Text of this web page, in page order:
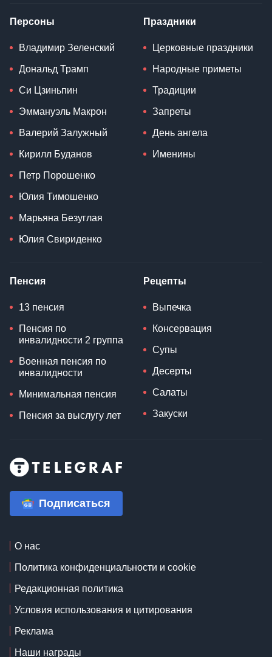
Персоны
Владимир Зеленский
Дональд Трамп
Си Цзиньпин
Эммануэль Макрон
Валерий Залужный
Кирилл Буданов
Петр Порошенко
Юлия Тимошенко
Марьяна Безуглая
Юлия Свириденко
Праздники
Церковные праздники
Народные приметы
Традиции
Запреты
День ангела
Именины
Пенсия
13 пенсия
Пенсия по
инвалидности 2 группа
Военная пенсия по
инвалидности
Минимальная пенсия
Пенсия за выслугу лет
Рецепты
Выпечка
Консервация
Супы
Десерты
Салаты
Закуски
Подписаться
О нас
Политика конфиденциальности и cookie
Редакционная политика
Условия использования и цитирования
Реклама
Наши награды